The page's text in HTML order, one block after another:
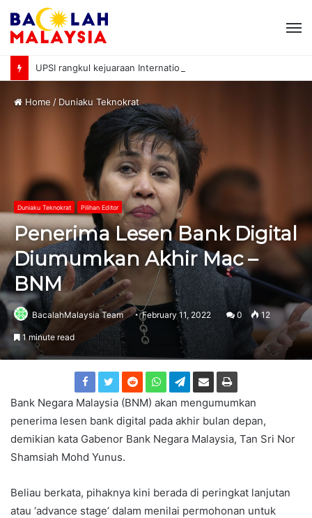
Home / Duniaku Teknokrat
Duniaku Teknokrat Pilihan Editor
Penerima Lesen Bank Digital
Diumumkan Akhir Mac –
BNM
BacalahMalaysia Team February 11, 2022 0 12
1 minute read
Bank Negara Malaysia (BNM) akan mengumumkan
penerima lesen bank digital pada akhir bulan depan,
demikian kata Gabenor Bank Negara Malaysia, Tan Sri Nor
Shamsiah Mohd Yunus.
Beliau berkata, pihaknya kini berada di peringkat lanjutan
atau ‘advance stage’ dalam menilai permohonan untuk